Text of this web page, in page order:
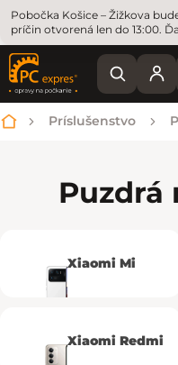
Pobočka Košice – Žižkova
príčin otvorená len do 13:00.
Domov
Príslušenstvo
Puzdrá
Xiaomi Mi
Xiaomi Redmi